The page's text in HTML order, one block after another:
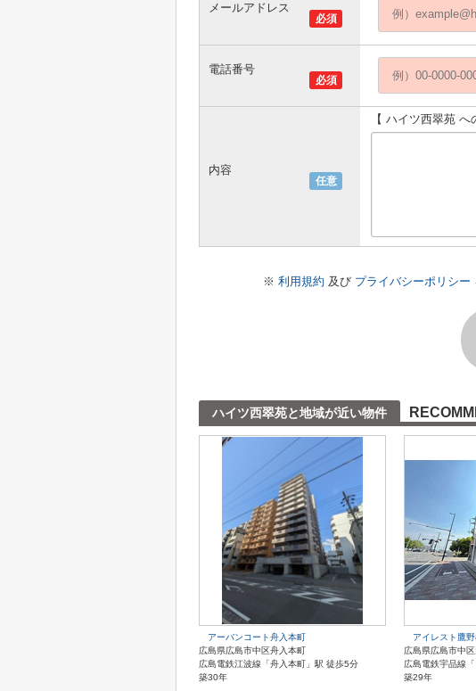
必須
メールアドレス
必須
電話番号
任意
内容
【 ハイツ西翠苑 へ
※ 利用規約 及び プライバシーポリシー
ハイツ西翠苑と地域が近い物件
アーバンコート舟入本町
広島県広島市中区舟入本町
広島電鉄江波線「舟入本町」駅 徒歩5分
築30年
アイレスト鷹
広島県広島市中
広島電鉄宇品線
築29年